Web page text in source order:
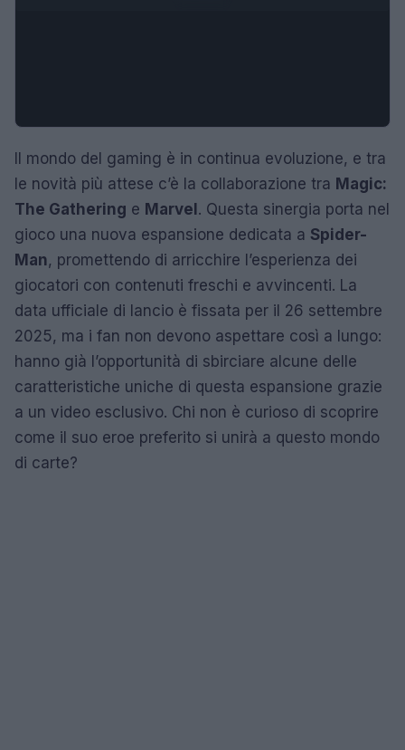
Il mondo del gaming è in continua evoluzione, e tra
le novità più attese c’è la collaborazione tra Magic:
The Gathering e Marvel. Questa sinergia porta nel
gioco una nuova espansione dedicata a Spider-
Man, promettendo di arricchire l’esperienza dei
giocatori con contenuti freschi e avvincenti. La
data ufficiale di lancio è fissata per il 26 settembre
2025, ma i fan non devono aspettare così a lungo:
hanno già l’opportunità di sbirciare alcune delle
caratteristiche uniche di questa espansione grazie
a un video esclusivo. Chi non è curioso di scoprire
come il suo eroe preferito si unirà a questo mondo
di carte?